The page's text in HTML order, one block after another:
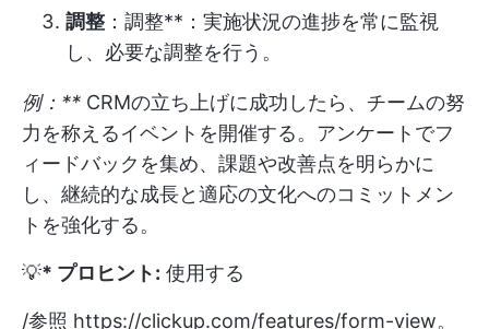
調整 ：調整**：実施状況の進捗を常に監視
し、必要な調整を行う。
例：** CRMの立ち上げに成功したら、チームの努
力を称えるイベントを開催する。アンケートでフ
ィードバックを集め、課題や改善点を明らかに
し、継続的な成長と適応の文化へのコミットメン
トを強化する。
💡* プロヒント: 使用する
/参照 https://clickup.com/features/form-view。